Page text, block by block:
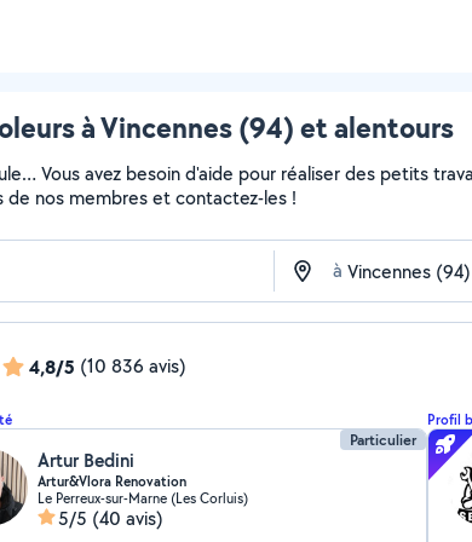
à Vincennes (94) et alentours
Vous avez besoin d'aide pour réaliser des petits
de nos membres et contactez-les !
à
4,8/5 (10 836 avis)
Particulier
Artur Bedini
Artur&Vlora Renovation
Le Perreux-sur-Marne (Les Corluis)
5/5 (40 avis)
Profil